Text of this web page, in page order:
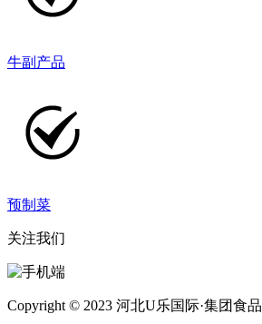
牛副产品
预制菜
关注我们
Copyright © 2023 河北U乐国际·集团食